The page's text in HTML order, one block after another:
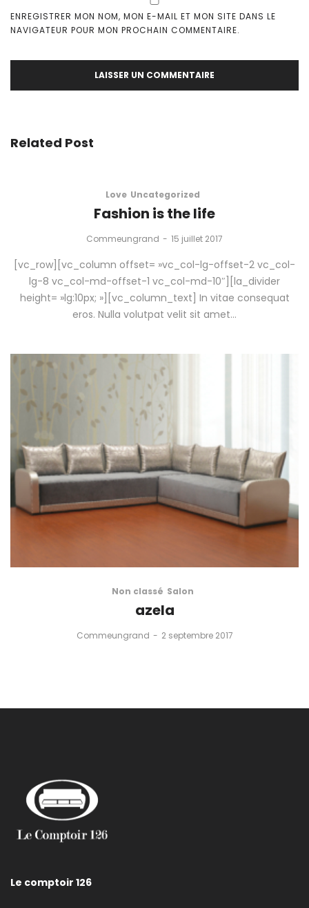
ENREGISTRER MON NOM, MON E-MAIL ET MON SITE DANS LE
NAVIGATEUR POUR MON PROCHAIN COMMENTAIRE.
Related Post
Love Uncategorized
Fashion is the life
by
Commeungrand 15 juillet 2017
[vc_row][vc_column offset= »vc_col-lg-offset-2 vc_col-
lg-8 vc_col-md-offset-1 vc_col-md-10″][la_divider
height= »lg:10px; »][vc_column_text] In vitae consequat
eros. Nulla volutpat velit sit amet…
Non classé Salon
azela
by
Commeungrand 2 septembre 2017
Le comptoir 126